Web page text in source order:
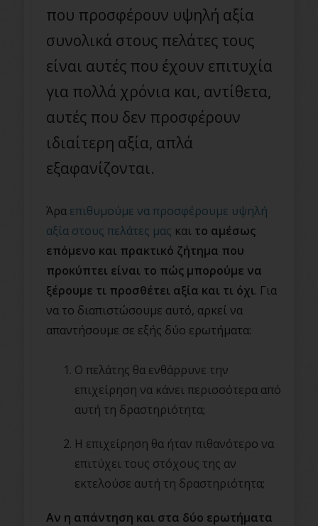
που προσφέρουν υψηλή αξία
συνολικά στους πελάτες τους
είναι αυτές που έχουν επιτυχία
για πολλά χρόνια και, αντίθετα,
αυτές που δεν προσφέρουν
ιδιαίτερη αξία, απλά
εξαφανίζονται.
Άρα επιθυμούμε να προσφέρουμε υψηλή
αξία στους πελάτες μας και το αμέσως
επόμενο και πρακτικό ζήτημα που
προκύπτει είναι το πώς μπορούμε να
ξέρουμε τι προσθέτει αξία και τι όχι. Για
να το διαπιστώσουμε αυτό, αρκεί να
απαντήσουμε σε εξής δύο ερωτήματα:
Ο πελάτης θα ενθάρρυνε την
επιχείρηση να κάνει περισσότερα από
αυτή τη δραστηριότητα;
Η επιχείρηση θα ήταν πιθανότερο να
επιτύχει τους στόχους της αν
εκτελούσε αυτή τη δραστηριότητα;
Αν η απάντηση και στα δύο ερωτήματα